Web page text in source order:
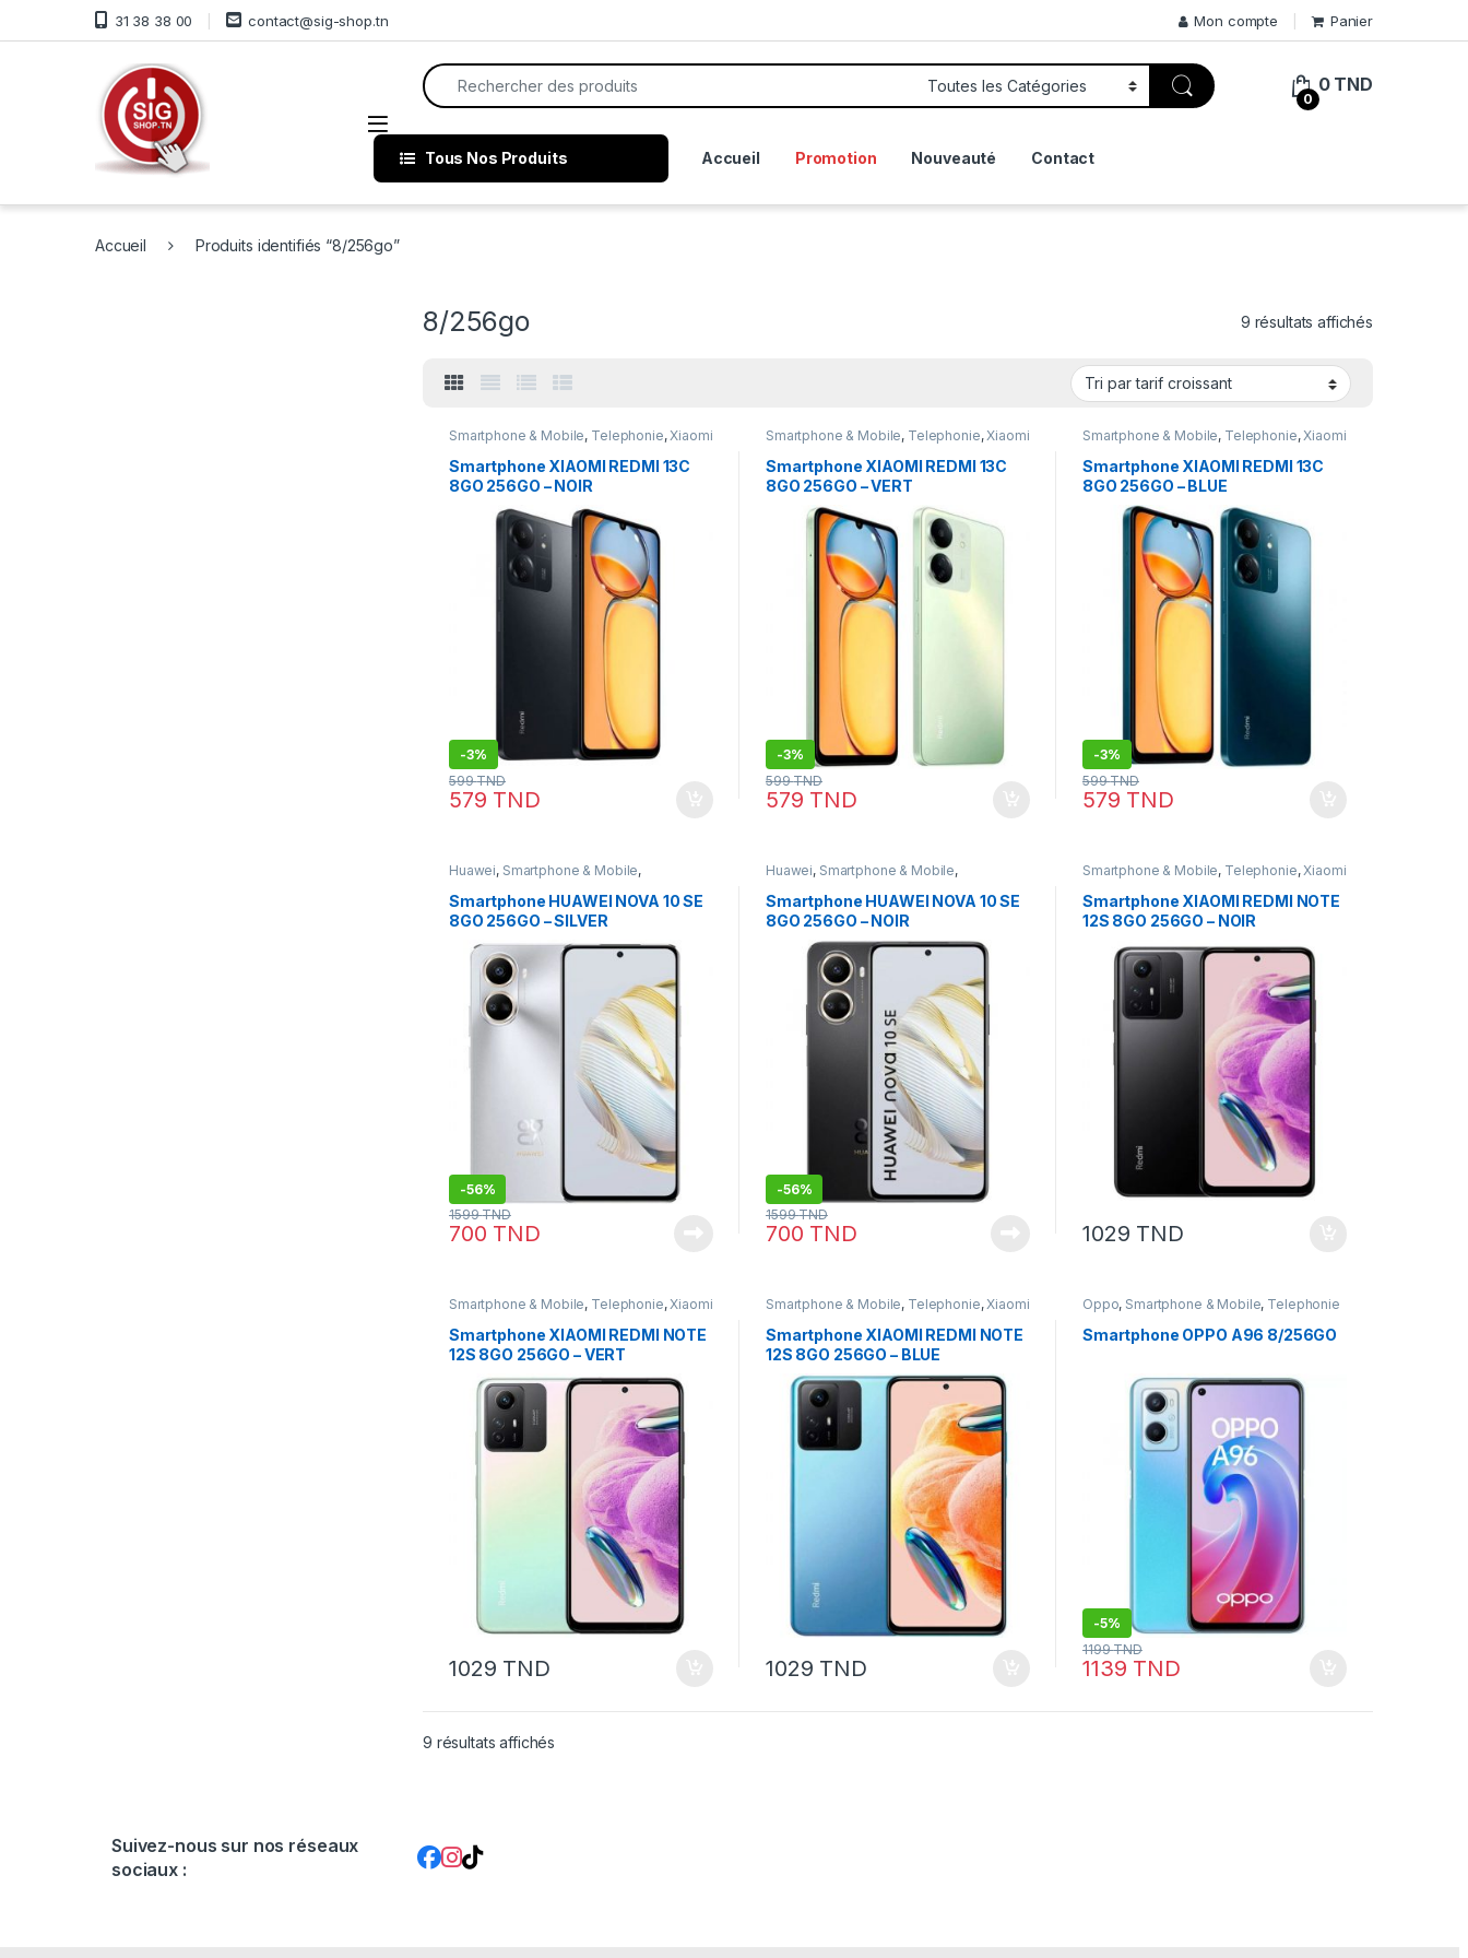
Skip to navigation
Skip to content 31 38 38 00 contact@sig-shop.tn Mon compte Panier
Open
Search for:
0
0 TND
Tous Nos Produits Accueil Promotion Nouveauté Contact
Accueil Produits identifiés “8/256go”
8/256go 9 résultats affichés
Smartphone & Mobile, Telephonie,Xiaomi
Smartphone XIAOMI REDMI 13C
8GO 256GO – NOIR
-3%
579 TND
599TND
Smartphone & Mobile, Telephonie,Xiaomi
Smartphone XIAOMI REDMI 13C
8GO 256GO – VERT
-3%
579 TND
599TND
Smartphone & Mobile, Telephonie,Xiaomi
Smartphone XIAOMI REDMI 13C
8GO 256GO – BLUE
-3%
579 TND
599TND
Huawei, Smartphone & Mobile,
Smartphone HUAWEI NOVA 10 SE
8GO 256GO – SILVER
-56%
700 TND
1599TND
Huawei, Smartphone & Mobile,
Smartphone HUAWEI NOVA 10 SE
8GO 256GO – NOIR
-56%
700 TND
1599TND
Smartphone & Mobile, Telephonie, Xiaomi
Smartphone XIAOMI REDMI NOTE
12S 8GO 256GO – NOIR
1029 TND
Smartphone & Mobile, Telephonie,Xiaomi
Smartphone XIAOMI REDMI NOTE
12S 8GO 256GO – VERT
1029 TND
Smartphone & Mobile, Telephonie,Xiaomi
Smartphone XIAOMI REDMI NOTE
12S 8GO 256GO – BLUE
1029 TND
Oppo, Smartphone & Mobile, Telephonie
Smartphone OPPO A96 8/256GO
-5%
1139 TND
1199TND
9 résultats affichés
Suivez-nous sur nos réseaux
sociaux :